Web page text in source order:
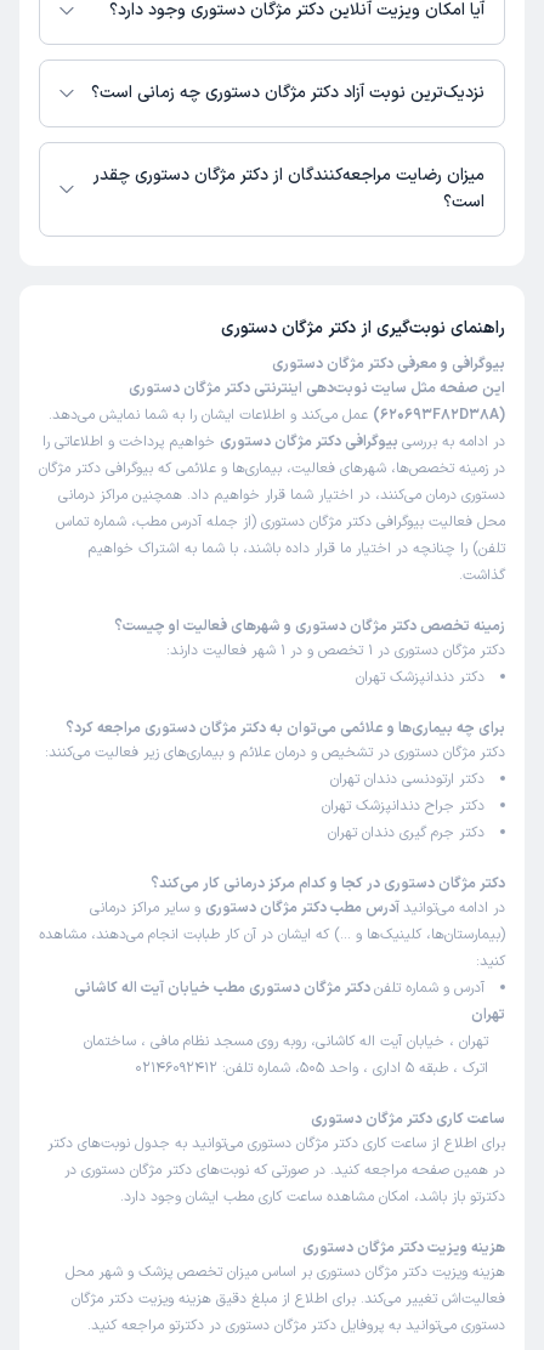
آیا امکان ویزیت آنلاین دکتر مژگان دستوری وجود دارد؟
در حال حاضر اطلاعاتی درباره ارائه ویزیت آنلاین توسط دکتر مژگان دستوری در
دسترس نیست. برای دریافت اطلاعات دقیق‌تر، لطفاً با مطب تماس بگیرید.
نزدیک‌ترین نوبت آزاد دکتر مژگان دستوری چه زمانی است؟
زمان نوبت‌دهی و پذیرش بیماران با هماهنگی مطب مشخص می‌شود.
میزان رضایت مراجعه‌کنندگان از دکتر مژگان دستوری چقدر
است؟
راهنمای نوبت‌گیری از دکتر مژگان دستوری
بیوگرافی و معرفی دکتر مژگان دستوری
این صفحه مثل سایت نوبت‌دهی اینترنتی دکتر مژگان دستوری
(620693F82D38A)
عمل می‌کند و اطلاعات ایشان را به شما نمایش می‌دهد.
در ادامه به بررسی بیوگرافی دکتر مژگان دستوری خواهیم پرداخت و اطلاعاتی را
در زمینه تخصص‌ها، شهرهای فعالیت، بیماری‌ها و علائمی که بیوگرافی دکتر مژگان
دستوری درمان می‌کنند، در اختیار شما قرار خواهیم داد. همچنین مراکز درمانی
محل فعالیت بیوگرافی دکتر مژگان دستوری (از جمله آدرس مطب، شماره تماس
تلفن) را چنانچه در اختیار ما قرار داده باشند، با شما به اشتراک خواهیم
گذاشت.
زمینه تخصص دکتر مژگان دستوری و شهرهای فعالیت او چیست؟
دکتر مژگان دستوری در 1 تخصص و در 1 شهر فعالیت دارند:
دکتر دندانپزشک تهران
برای چه بیماری‌ها و علائمی می‌توان به دکتر مژگان دستوری مراجعه کرد؟
دکتر مژگان دستوری در تشخیص و درمان علائم و بیماری‌های زیر فعالیت می‌کنند:
دکتر ارتودنسی دندان تهران
دکتر جراح دندانپزشک تهران
دکتر جرم گیری دندان تهران
دکتر مژگان دستوری در کجا و کدام مرکز درمانی کار می‌کند؟
در ادامه می‌توانید آدرس مطب دکتر مژگان دستوری و سایر مراکز درمانی
(بیمارستان‌ها، کلینیک‌ها و …) که ایشان در آن کار طبابت انجام می‌دهند، مشاهده
کنید:
آدرس و شماره تلفندکتر مژگان دستوری مطب خیابان آیت اله کاشانی
تهران
تهران ، خیابان آیت اله کاشانی، روبه روی مسجد نظام مافی ، ساختمان
اترک ، طبقه 5 اداری ، واحد 505، شماره تلفن: 02146092412
ساعت کاری دکتر مژگان دستوری
برای اطلاع از ساعت کاری دکتر مژگان دستوری می‌توانید به جدول نوبت‌های دکتر
در همین صفحه مراجعه کنید. در صورتی که نوبت‌های دکتر مژگان دستوری در
دکترتو باز باشد، امکان مشاهده ساعت کاری مطب ایشان وجود دارد.
هزینه ویزیت دکتر مژگان دستوری
هزینه ویزیت دکتر مژگان دستوری بر اساس میزان تخصص پزشک و شهر محل
فعالیت‌اش تغییر می‌کند. برای اطلاع از مبلغ دقیق هزینه ویزیت دکتر مژگان
دستوری می‌توانید به پروفایل دکتر مژگان دستوری در دکترتو مراجعه کنید.